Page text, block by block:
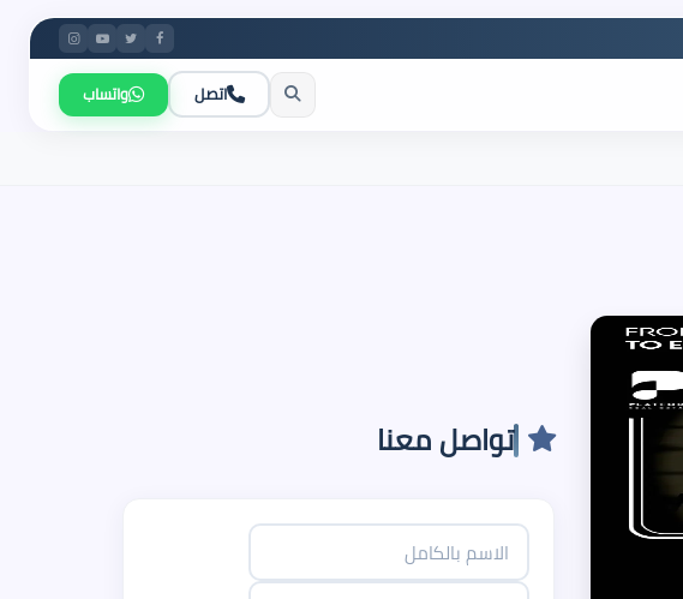
اتصل واتساب
تواصل معنا